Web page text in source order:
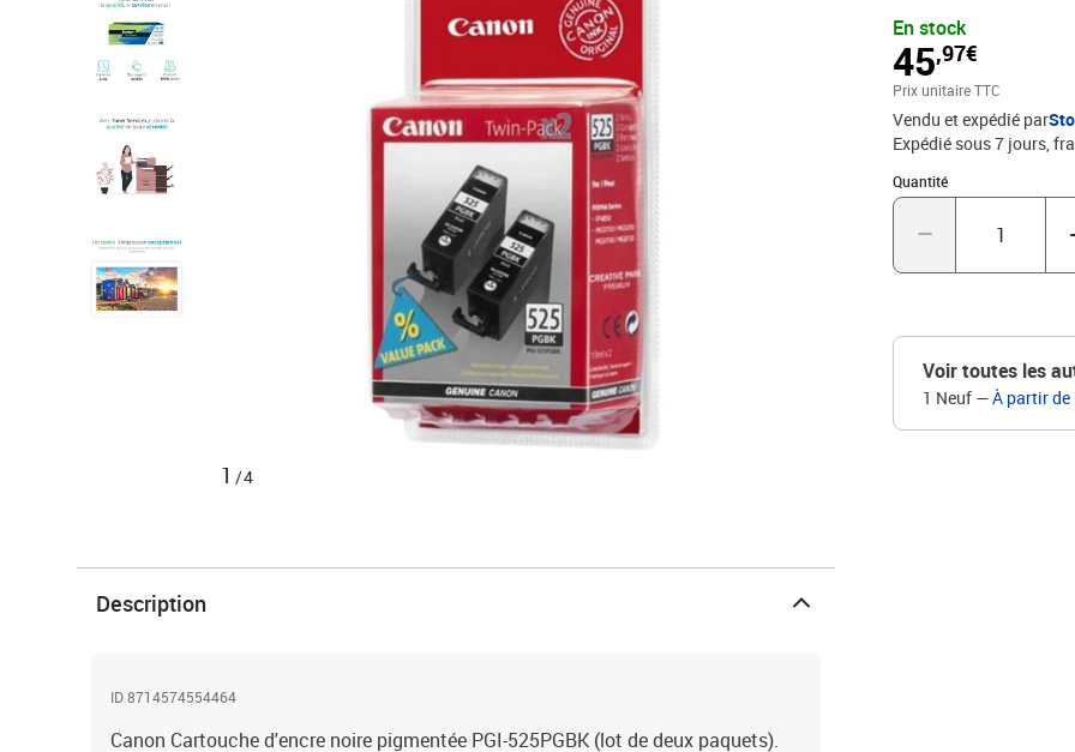
1 /4
En stock
45,97€
Prix unitaire TTC
Vendu et expédié par
Expédié sous 7 jours,
Quantité
Quantité : 1
Voir toutes les
1 Neuf —À partir de
Description
ID 8714574554464
Canon Cartouche d'encre noire pigmentée PGI-525PGBK (lot de deux paquets).